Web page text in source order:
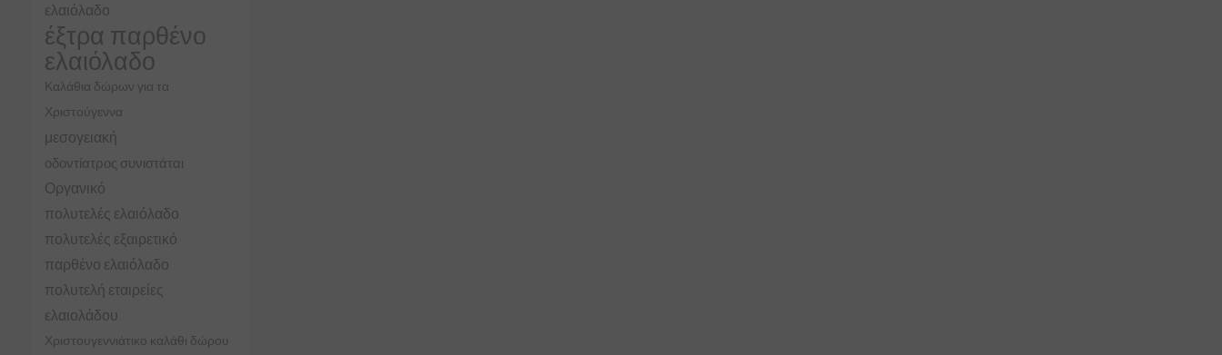
ελαιόλαδο
έξτρα παρθένο
ελαιόλαδο
Καλάθια δώρων για τα
Χριστούγεννα
μεσογειακή
οδοντίατρος συνιστάται
Οργανικό
πολυτελές ελαιόλαδο
πολυτελές εξαιρετικό
παρθένο ελαιόλαδο
πολυτελή εταιρείες
ελαιολάδου
Χριστουγεννιάτικο καλάθι δώρου